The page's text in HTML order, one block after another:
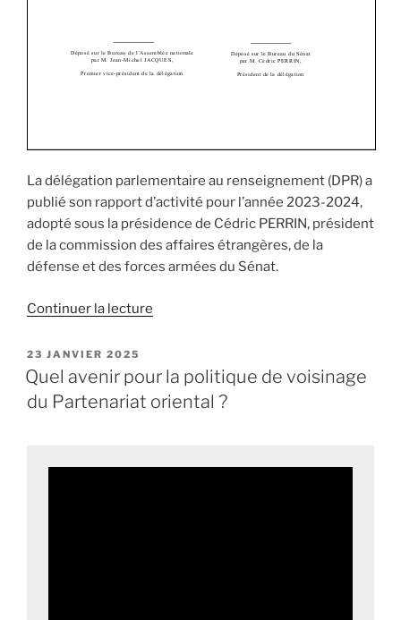
La délégation parlementaire au renseignement (DPR) a
publié son rapport d’activité pour l’année 2023-2024,
adopté sous la présidence de Cédric PERRIN, président
de la commission des affaires étrangères, de la
défense et des forces armées du Sénat.
Continuer la lecture
parlementaire
PUBLIÉ
LE
23 JANVIER 2025
Quel avenir pour la politique de voisinage
du Partenariat oriental ?